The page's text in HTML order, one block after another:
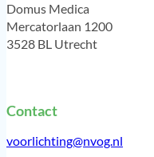
Domus Medica
Mercatorlaan 1200
3528 BL Utrecht
Contact
voorlichting@nvog.nl